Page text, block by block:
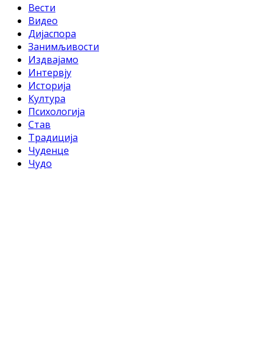
Вести
Видео
Дијаспора
Занимљивости
Издвајамо
Интервју
Историја
Култура
Психологија
Став
Традиција
Чуденце
Чудо